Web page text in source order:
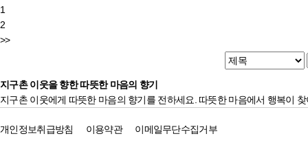
1
2
>>
지구촌 이웃을 향한 따뜻한 마음의 향기
지구촌 이웃에게 따뜻한 마음의 향기를 전하세요. 따뜻한 마음에서 행복이
개인정보취급방침 이용약관 이메일무단수집거부